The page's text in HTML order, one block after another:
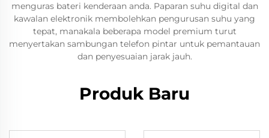
menguras bateri kenderaan anda. Paparan suhu digital dan
kawalan elektronik membolehkan pengurusan suhu yang
tepat, manakala beberapa model premium turut
menyertakan sambungan telefon pintar untuk pemantauan
dan penyesuaian jarak jauh.
Produk Baru